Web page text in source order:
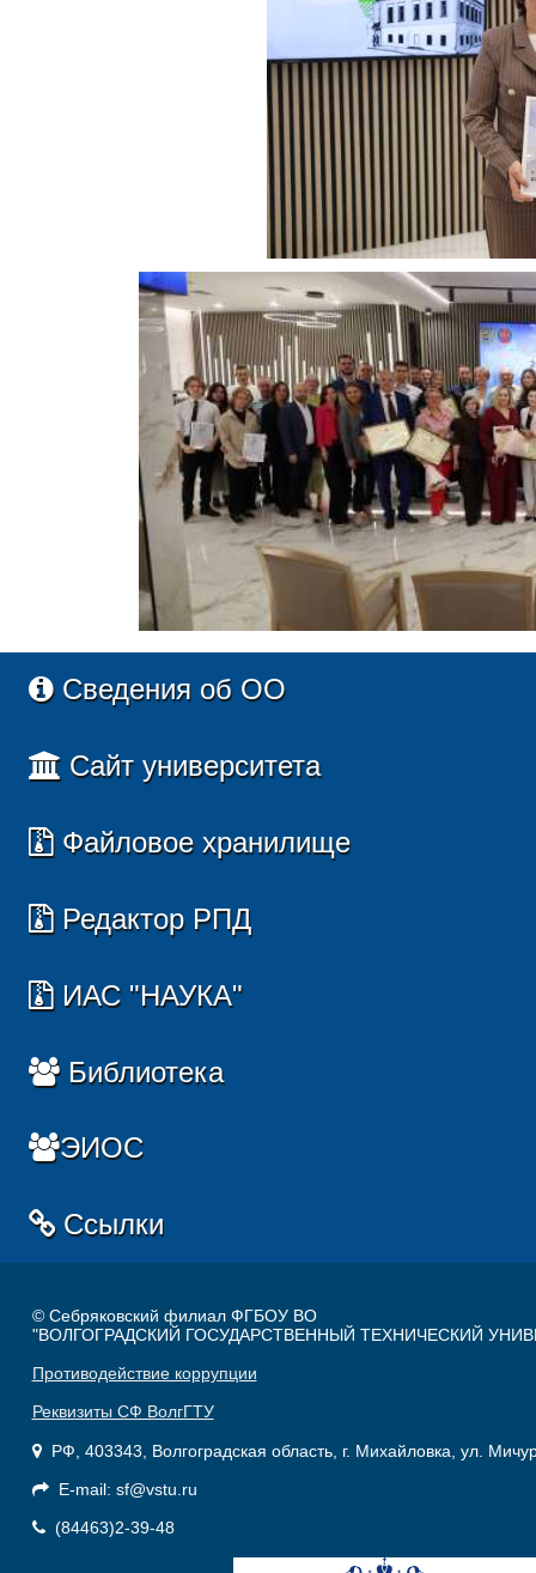
Сведения об ОО
Сайт университета
Файловое хранилище
Редактор РПД
ИАС "НАУКА"
Библиотека
ЭИОС
Ссылки
© Себряковский филиал ФГБОУ ВО
"ВОЛГОГРАДСКИЙ ГОСУДАРСТВЕННЫЙ ТЕХНИЧЕСКИЙ
Противодействие коррупции
Реквизиты СФ ВолгГТУ
РФ, 403343, Волгоградская область, г. Михайловка, ул.
E-mail: sf@vstu.ru
(84463)2-39-48